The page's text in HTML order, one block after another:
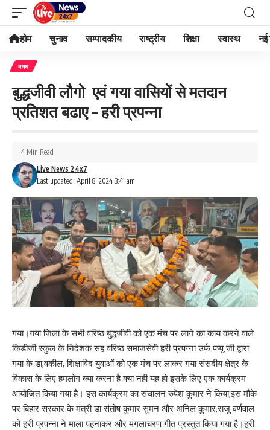
होम चुनाव सम्पादकीय राष्ट्रीय शिक्षा स्वास्थ नई
मगध
बुद्धजीवी लौगो एवं गया वासियों से मतदान
प्रतिशत बढाए – हरी प्रपन्ना
Last updated: April 8, 2024 3:41 am
Live News 24x7
4 Min Read
गया।गया जिला के सभी वरिष्ठ बुद्धजीवी को एक मंच पर लाने का काय करने वाले
किडीजी स्कुल के निदेशक सह वरिष्ठ समाजसेवी हरी प्रपन्ना उर्फ पप्पू जी द्वारा
गया के डा,वकील, शिक्षाविद युवाओं को एक मंच पर लाकर गया संसदीय क्षेत्र के
विकास के लिए हमलोग क्या करना है क्या नही यह हो इसके लिए एक कार्यक्रम
आयोजित किया गया है। इस कार्यक्रम का संचालन रुपेश कुमार ने किया,इस मौके
पर बिहार सरकार के मंत्री डा संतोष कुमार सुमन और अनिल कुमार,राजु वर्णवाल
को हरी प्रपन्ना ने माला पहनाकर और मंगलाचरण गीत प्रस्तुत किया गया है।हरी